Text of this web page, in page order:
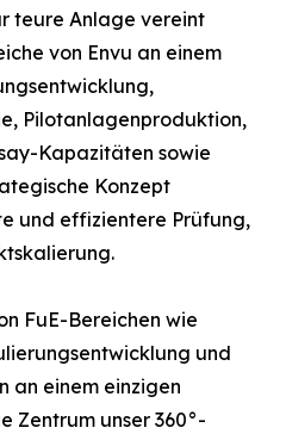
teure Anlage vereint
von Envu an einem
Pilotanlagenproduktion,
Kapazitäten sowie
Konzept
und effizientere Prüfung,
FuE-Bereichen wie
und
an einem einzigen
Zentrum unser 360°-